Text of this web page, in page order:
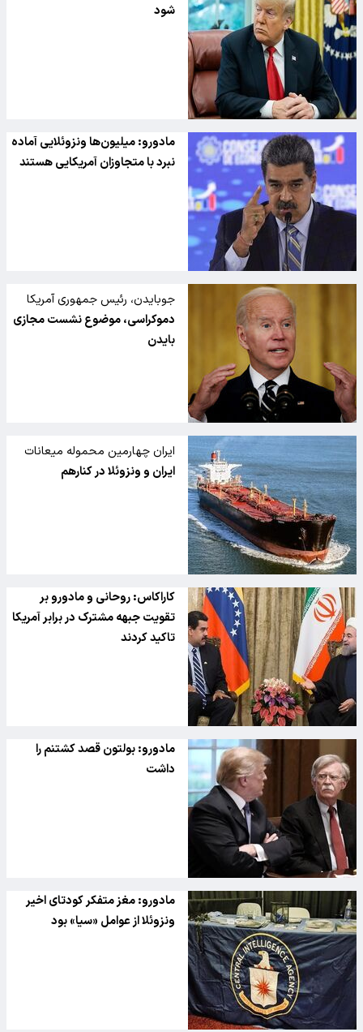
شود
مادورو: میلیون‌ها ونزوئلایی آماده
نبرد با متجاوزان آمریکایی هستند
جوبایدن، رئیس جمهوری آمریکا
میزبان یک نشست دو روزه است
دموکراسی، موضوع نشست مجازی
بایدن
ایران چهارمین محموله میعانات
گازی خود را به ونزوئلا تحویل داد
ایران و ونزوئلا در کنارهم
کاراکاس: روحانی و مادورو بر
تقویت جبهه مشترک در برابر آمریکا
تاکید کردند
مادورو: بولتون قصد کشتنم را
داشت
مادورو: مغز متفکر کودتای اخیر
ونزوئلا از عوامل «سیا» بود